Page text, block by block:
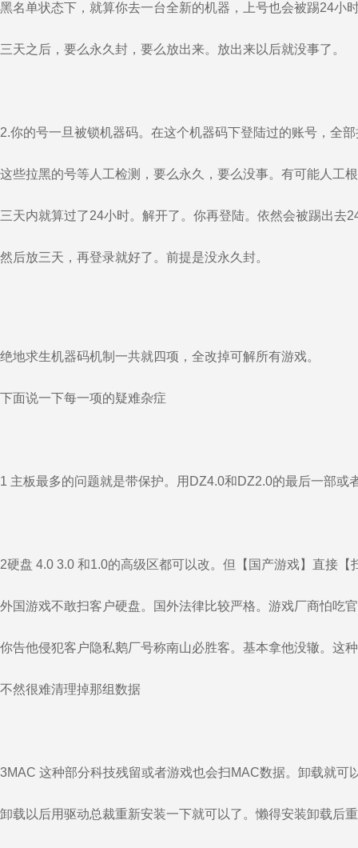
黑名单状态下，就算你去一台全新的机器，上号也会被踢24小
三天之后，要么永久封，要么放出来。放出来以后就没事了。
2.你的号一旦被锁机器码。在这个机器码下登陆过的账号，全
这些拉黑的号等人工检测，要么永久，要么没事。有可能人工
三天内就算过了24小时。解开了。你再登陆。依然会被踢出去
然后放三天，再登录就好了。前提是没永久封。
绝地求生机器码机制一共就四项，全改掉可解所有游戏。
下面说一下每一项的疑难杂症
1 主板最多的问题就是带保护。用DZ4.0和DZ2.0的最后一部或
2硬盘 4.0 3.0 和1.0的高级区都可以改。但【国产游戏】直接【
外国游戏不敢扫客户硬盘。国外法律比较严格。游戏厂商怕吃
你告他侵犯客户隐私鹅厂号称南山必胜客。基本拿他没辙。这
不然很难清理掉那组数据
3MAC 这种部分科技残留或者游戏也会扫MAC数据。卸载就可
卸载以后用驱动总裁重新安装一下就可以了。懒得安装卸载后